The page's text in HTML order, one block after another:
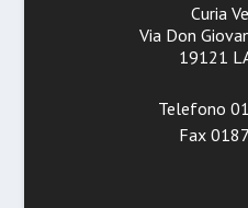
Curia
Via Don
19121
Telefono
Fax